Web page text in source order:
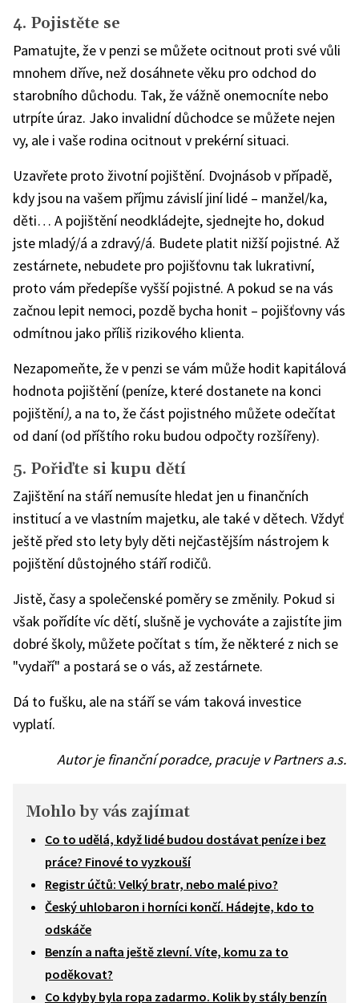
4. Pojistěte se
Pamatujte, že v penzi se můžete ocitnout proti své vůli
mnohem dříve, než dosáhnete věku pro odchod do
starobního důchodu. Tak, že vážně onemocníte nebo
utrpíte úraz. Jako invalidní důchodce se můžete nejen
vy, ale i vaše rodina ocitnout v prekérní situaci.
Uzavřete proto životní pojištění. Dvojnásob v případě,
kdy jsou na vašem příjmu závislí jiní lidé – manžel/ka,
děti… A pojištění neodkládejte, sjednejte ho, dokud
jste mladý/á a zdravý/á. Budete platit nižší pojistné. Až
zestárnete, nebudete pro pojišťovnu tak lukrativní,
proto vám předepíše vyšší pojistné. A pokud se na vás
začnou lepit nemoci, pozdě bycha honit – pojišťovny vás
odmítnou jako příliš rizikového klienta.
Nezapomeňte, že v penzi se vám může hodit kapitálová
hodnota pojištění (peníze, které dostanete na konci
pojištění), a na to, že část pojistného můžete odečítat
od daní (od příštího roku budou odpočty rozšířeny).
5. Pořiďte si kupu dětí
Zajištění na stáří nemusíte hledat jen u finančních
institucí a ve vlastním majetku, ale také v dětech. Vždyť
ještě před sto lety byly děti nejčastějším nástrojem k
pojištění důstojného stáří rodičů.
Jistě, časy a společenské poměry se změnily. Pokud si
však pořídíte víc dětí, slušně je vychováte a zajistíte jim
dobré školy, můžete počítat s tím, že některé z nich se
"vydaří" a postará se o vás, až zestárnete.
Dá to fušku, ale na stáří se vám taková investice
vyplatí.
Autor je finanční poradce, pracuje v Partners a.s.
Mohlo by vás zajímat
Co to udělá, když lidé budou dostávat peníze i bez
práce? Finové to vyzkouší
Registr účtů: Velký bratr, nebo malé pivo?
Český uhlobaron i horníci končí. Hádejte, kdo to
odskáče
Benzín a nafta ještě zlevní. Víte, komu za to
poděkovat?
Co kdyby byla ropa zadarmo. Kolik by stály benzín